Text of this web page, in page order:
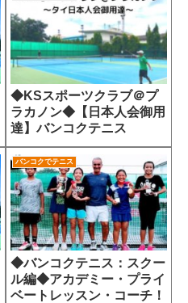
◆KSスポーツクラブ＠プ
ラカノン◆【日本人会御用
達】バンコクテニス
バンコクでテニス
◆バンコクテニス：スクー
ル編◆アカデミー・プライ
ベートレッスン・コーチ！